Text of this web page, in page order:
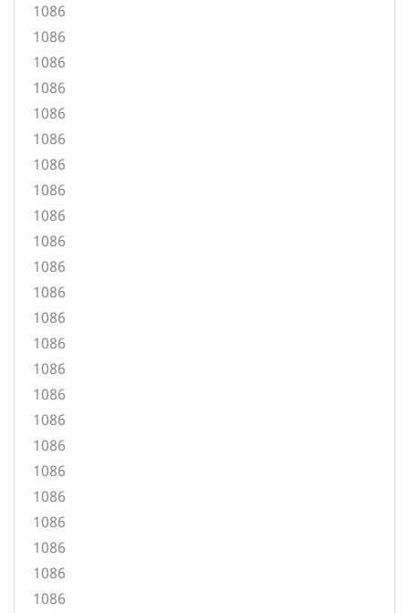
1086
1086
1086
1086
1086
1086
1086
1086
1086
1086
1086
1086
1086
1086
1086
1086
1086
1086
1086
1086
1086
1086
1086
1086